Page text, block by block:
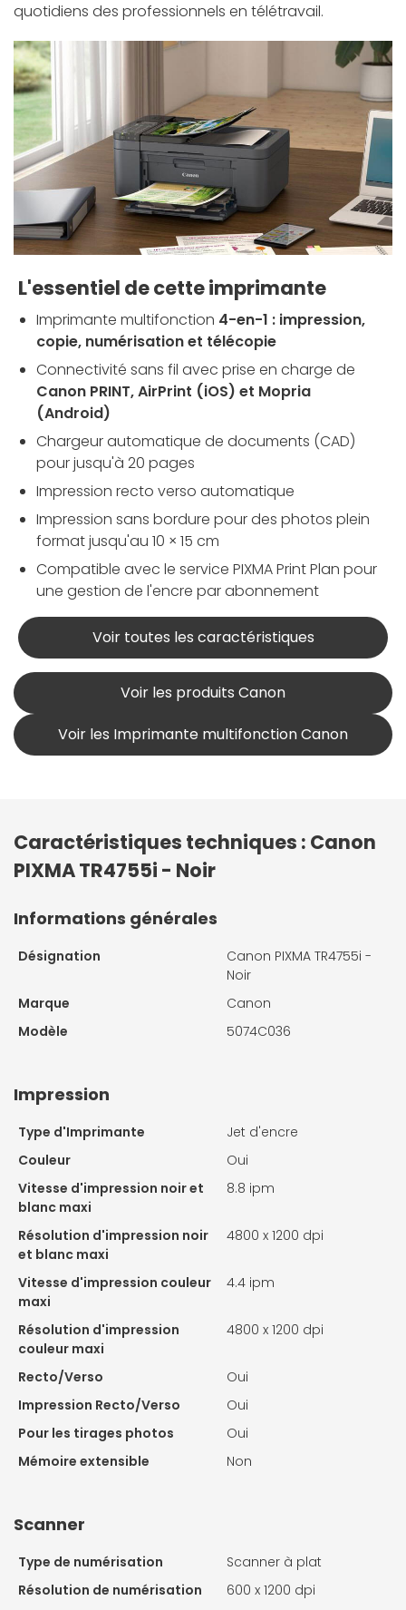
quotidiens des professionnels en télétravail.
L'essentiel de cette imprimante
Imprimante multifonction 4-en-1 : impression,
copie, numérisation et télécopie
Connectivité sans fil avec prise en charge de
Canon PRINT, AirPrint (iOS) et Mopria
(Android)
Chargeur automatique de documents (CAD)
pour jusqu'à 20 pages
Impression recto verso automatique
Impression sans bordure pour des photos plein
format jusqu'au 10 × 15 cm
Compatible avec le service PIXMA Print Plan pour
une gestion de l'encre par abonnement
Voir toutes les caractéristiques
Voir les produits Canon
Voir les Imprimante multifonction Canon
Caractéristiques techniques : Canon
PIXMA TR4755i - Noir
Informations générales
Désignation
Canon PIXMA TR4755i -
Noir
Marque
Canon
Modèle
5074C036
Impression
Type d'Imprimante
Jet d'encre
Couleur
Oui
Vitesse d'impression noir et
blanc maxi
8.8 ipm
Résolution d'impression noir
et blanc maxi
4800 x 1200 dpi
Vitesse d'impression couleur
maxi
4.4 ipm
Résolution d'impression
couleur maxi
4800 x 1200 dpi
Recto/Verso
Oui
Impression Recto/Verso
Oui
Pour les tirages photos
Oui
Mémoire extensible
Non
Scanner
Type de numérisation
Scanner à plat
Résolution de numérisation
600 x 1200 dpi